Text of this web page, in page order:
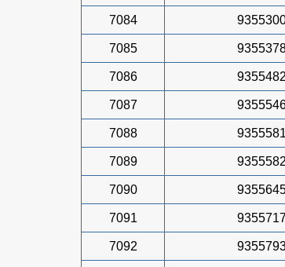
7084
7085
7086
7087
7088
7089
7090
7091
7092